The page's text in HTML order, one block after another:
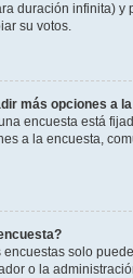
duración infinita) y
su votos.
más opciones a
encuesta está
a la encuesta,
solo
o la